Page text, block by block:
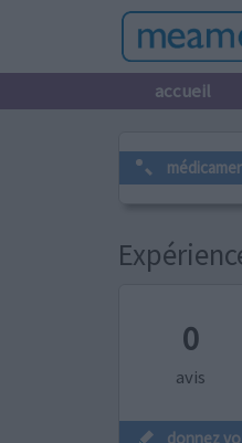
accueil
0
avis
donnez